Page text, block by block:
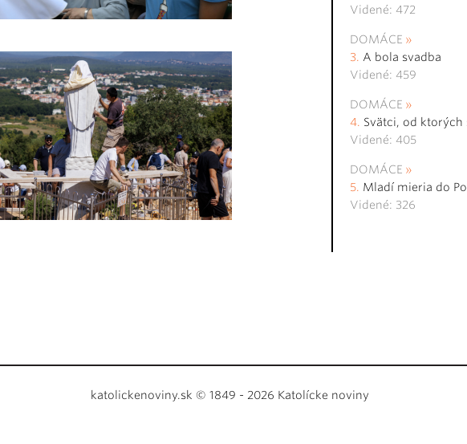
Videné: 472
DOMÁCE
A bola svadba
Videné: 459
DOMÁCE
Svätci, od
Videné: 405
DOMÁCE
Mladí mieria do
Videné: 326
katolickenoviny.sk © 1849 - 2026 Katolícke noviny